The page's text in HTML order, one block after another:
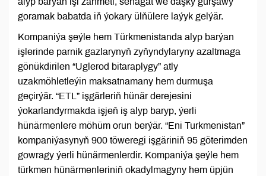
goramak babatda iň ýokary ülňülere laýyk gelýär.
Kompaniýa şeýle hem Türkmenistanda alyp barýan
işlerinde parnik gazlarynyň zyňyndylaryny azaltmaga
gönükdirilen “Uglerod bitaraplygy” atly
uzakmöhletleýin maksatnamany hem durmuşa
geçirýär. “ETL” işgärleriň hünär derejesini
ýokarlandyrmakda işjeň iş alyp baryp, ýerli
hünärmenlere möhüm orun berýär. “Eni Turkmenistan”
kompaniýasynyň 900 töweregi işgäriniň 95 göterimden
gowragy ýerli hünärmenlerdir. Kompaniýa şeýle hem
türkmen hünärmenleriniň okadylmagyny hem üpjün